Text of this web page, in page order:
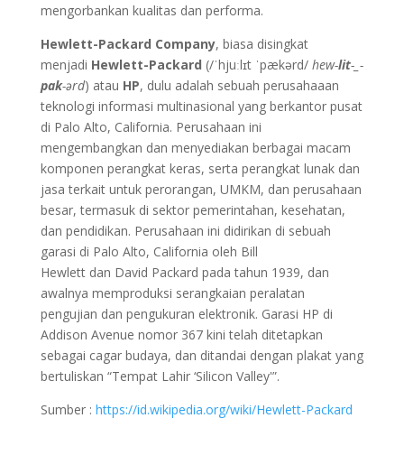
mengorbankan kualitas dan performa.
Hewlett-Packard Company, biasa disingkat
menjadi Hewlett-Packard (/ˈhjuːlɪt ˈpækərd/ hew-lit-_-
pak-ərd) atau HP, dulu adalah sebuah perusahaaan
teknologi informasi multinasional yang berkantor pusat
di Palo Alto, California. Perusahaan ini
mengembangkan dan menyediakan berbagai macam
komponen perangkat keras, serta perangkat lunak dan
jasa terkait untuk perorangan, UMKM, dan perusahaan
besar, termasuk di sektor pemerintahan, kesehatan,
dan pendidikan. Perusahaan ini didirikan di sebuah
garasi di Palo Alto, California oleh Bill
Hewlett dan David Packard pada tahun 1939, dan
awalnya memproduksi serangkaian peralatan
pengujian dan pengukuran elektronik. Garasi HP di
Addison Avenue nomor 367 kini telah ditetapkan
sebagai cagar budaya, dan ditandai dengan plakat yang
bertuliskan “Tempat Lahir ‘Silicon Valley'”.
Sumber : https://id.wikipedia.org/wiki/Hewlett-Packard